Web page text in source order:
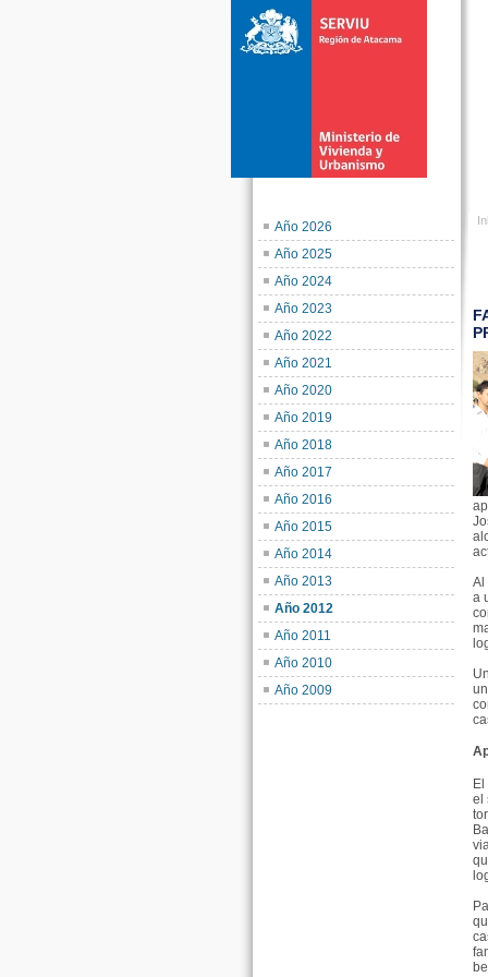
Año 2026
Año 2025
Año 2024
Año 2023
Año 2022
Año 2021
Año 2020
Año 2019
Año 2018
Año 2017
Año 2016
Año 2015
Año 2014
Año 2013
Año 2012
Año 2011
Año 2010
Año 2009
Al
a
el